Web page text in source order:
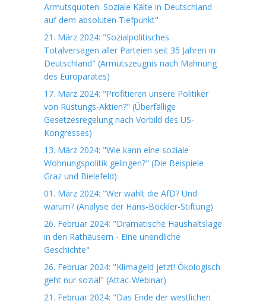
Armutsquoten: Soziale Kälte in Deutschland
auf dem absoluten Tiefpunkt"
21. März 2024: "Sozialpolitisches
Totalversagen aller Parteien seit 35 Jahren in
Deutschland" (Armutszeugnis nach Mahnung
des Europarates)
17. März 2024: "Profitieren unsere Politiker
von Rüstungs-Aktien?" (Überfällige
Gesetzesregelung nach Vorbild des US-
Kongresses)
13. März 2024: "Wie kann eine soziale
Wohnungspolitik gelingen?" (Die Beispiele
Graz und Bielefeld)
01. März 2024: "Wer wählt die AfD? Und
warum? (Analyse der Hans-Böckler-Stiftung)
26. Februar 2024: "Dramatische Haushaltslage
in den Rathäusern - Eine unendliche
Geschichte"
26. Februar 2024: "Klimageld jetzt! Ökologisch
geht nur sozial" (Attac-Webinar)
21. Februar 2024: "Das Ende der westlichen